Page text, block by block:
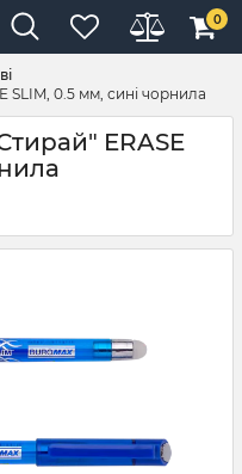
0
SLIM, 0.5 мм, сині чорнила
ERASE